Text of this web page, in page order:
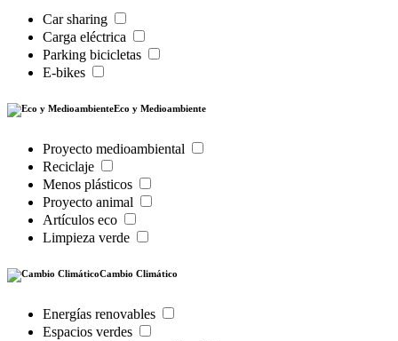
Car sharing
Carga eléctrica
Parking bicicletas
E-bikes
Eco y Medioambiente
Proyecto medioambiental
Reciclaje
Menos plásticos
Proyecto animal
Artículos eco
Limpieza verde
Cambio Climático
Energías renovables
Espacios verdes